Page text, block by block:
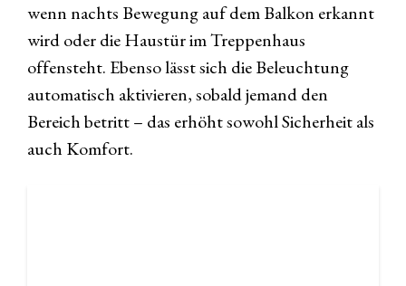
wenn nachts Bewegung auf dem Balkon erkannt
wird oder die Haustür im Treppenhaus
offensteht. Ebenso lässt sich die Beleuchtung
automatisch aktivieren, sobald jemand den
Bereich betritt – das erhöht sowohl Sicherheit als
auch Komfort.